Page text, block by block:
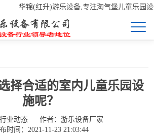
华锦(红升)游乐设备,专注淘气堡儿童乐园设
动态
择合适的室内儿童乐园设
施呢？
行业动态 作者： 游乐设备厂家
时间：2021-11-23 21:03:44